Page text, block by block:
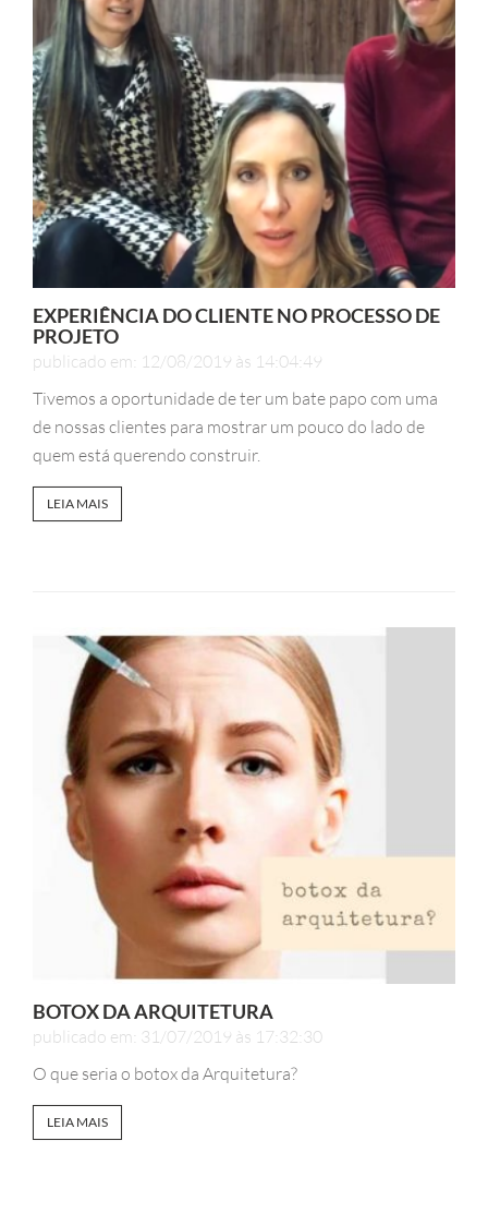
EXPERIÊNCIA DO CLIENTE NO PROCESSO DE
PROJETO
publicado em: 12/08/2019 às 14:04:49
Tivemos a oportunidade de ter um bate papo com uma
de nossas clientes para mostrar um pouco do lado de
quem está querendo construir.
LEIA MAIS
BOTOX DA ARQUITETURA
publicado em: 31/07/2019 às 17:32:30
O que seria o botox da Arquitetura?
LEIA MAIS